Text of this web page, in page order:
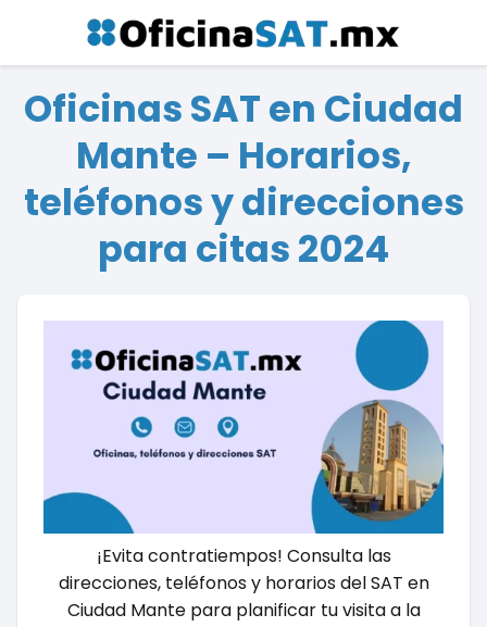
Oficinas SAT en Ciudad
Mante – Horarios,
teléfonos y direcciones
para citas 2024
¡Evita contratiempos! Consulta las
direcciones, teléfonos y horarios del SAT en
Ciudad Mante para planificar tu visita a la